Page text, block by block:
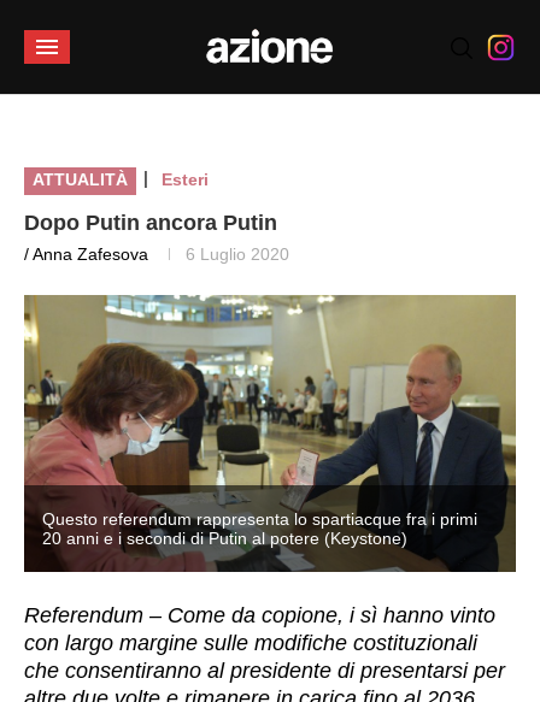
ATTUALITÀ | Esteri
Dopo Putin ancora Putin
/ Anna Zafesova 6 Luglio 2020
Questo referendum rappresenta lo spartiacque fra i primi
20 anni e i secondi di Putin al potere (Keystone)
Referendum – Come da copione, i sì hanno vinto
con largo margine sulle modifiche costituzionali
che consentiranno al presidente di presentarsi per